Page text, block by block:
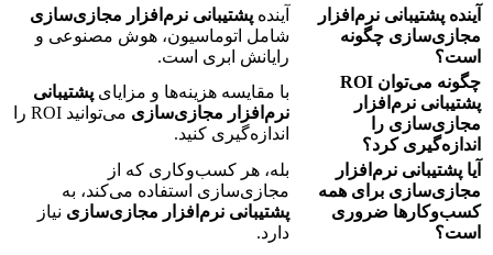
آینده پشتیبانی نرم‌افزار
مجازی‌سازی چگونه
است؟
آینده پشتیبانی نرم‌افزار مجازی‌سازی
شامل اتوماسیون، هوش مصنوعی و
رایانش ابری است.
چگونه می‌توان ROI
پشتیبانی نرم‌افزار
مجازی‌سازی را
اندازه‌گیری کرد؟
با مقایسه هزینه‌ها و مزایای پشتیبانی
نرم‌افزار مجازی‌سازی
می‌توانید ROI را
اندازه‌گیری کنید.
آیا پشتیبانی نرم‌افزار
مجازی‌سازی برای همه
کسب‌وکارها ضروری
است؟
بله، هر کسب‌وکاری که از
مجازی‌سازی استفاده می‌کند، به
پشتیبانی نرم‌افزار مجازی‌سازی نیاز
دارد.